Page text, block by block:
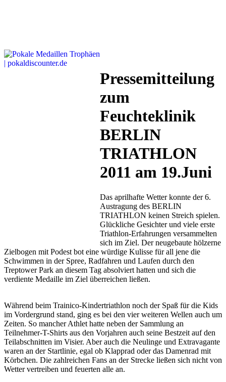
Pressemitteilung
zum
Feuchteklinik
BERLIN
TRIATHLON
2011 am 19.Juni
Das aprilhafte Wetter konnte der 6.
Austragung des BERLIN
TRIATHLON keinen Streich spielen.
Glückliche Gesichter und viele erste
Triathlon-Erfahrungen versammelten
sich im Ziel. Der neugebaute hölzerne
Zielbogen mit Podest bot eine würdige Kulisse für all jene die
Schwimmen in der Spree, Radfahren und Laufen durch den
Treptower Park an diesem Tag absolviert hatten und sich die
verdiente Medaille im Ziel überreichen ließen.
Während beim Trainico-Kindertriathlon noch der Spaß für die Kids
im Vordergrund stand, ging es bei den vier weiteren Wellen auch um
Zeiten. So mancher Athlet hatte neben der Sammlung an
Teilnehmer-T-Shirts aus den Vorjahren auch seine Bestzeit auf den
Teilabschnitten im Visier. Aber auch die Neulinge und Extravagante
waren an der Startlinie, egal ob Klapprad oder das Damenrad mit
Körbchen. Die zahlreichen Fans an der Strecke ließen sich nicht von
Wetter vertreiben und feuerten alle an.